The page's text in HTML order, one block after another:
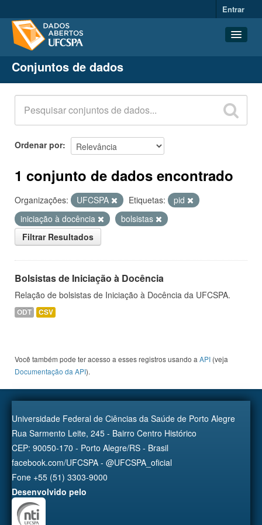
Entrar
Conjuntos de dados
Organizações
Grupos
Sobre
Conjuntos de dados
Ordenar por
1 conjunto de dados encontrado
Organizações: UFCSPA Etiquetas:
pid
iniciação à docência
bolsistas
Filtrar Resultados
Bolsistas de Iniciação à Docência
Relação de bolsistas de Iniciação à Docência da UFCSPA.
ODT CSV
Você também pode ter acesso a esses registros usando a API (veja
Documentação da API).
Universidade Federal de Ciências da Saúde de Porto Alegre
Rua Sarmento Leite, 245 - Bairro Centro Histórico
CEP: 90050-170 - Porto Alegre/RS - Brasil
facebook.com/UFCSPA - @UFCSPA_oficial
Fone +55 (51) 3303-9000
Desenvolvido pelo